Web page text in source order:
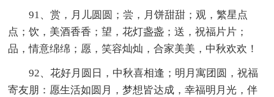
91、赏，月儿圆圆；尝，月饼甜甜；观，繁星点
点；饮，美酒香香；望，花灯盏盏；送，祝福片片；
品，情意绵绵；愿，笑容灿灿，合家美美，中秋欢欢！
92、花好月圆日，中秋喜相逢；明月寓团圆，祝福
寄友朋：愿生活如圆月，梦想皆达成，幸福明月光，伴